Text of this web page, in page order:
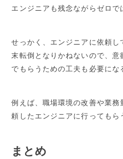
エンジニアも残念ながらゼロで
せっかく、エンジニアに依頼し
末転倒となりかねないので、意
でもらうための工夫も必要にな
例えば、職場環境の改善や業務
頼したエンジニアに行ってもら
まとめ